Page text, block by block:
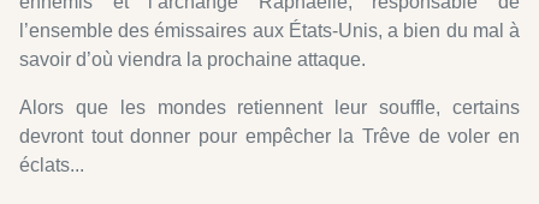
l’ensemble des émissaires aux États-Unis, a bien du mal à
savoir d’où viendra la prochaine attaque.
Alors que les mondes retiennent leur souffle, certains
devront tout donner pour empêcher la Trêve de voler en
éclats...